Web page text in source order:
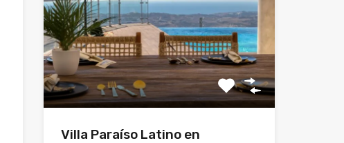
Villa Paraíso Latino en